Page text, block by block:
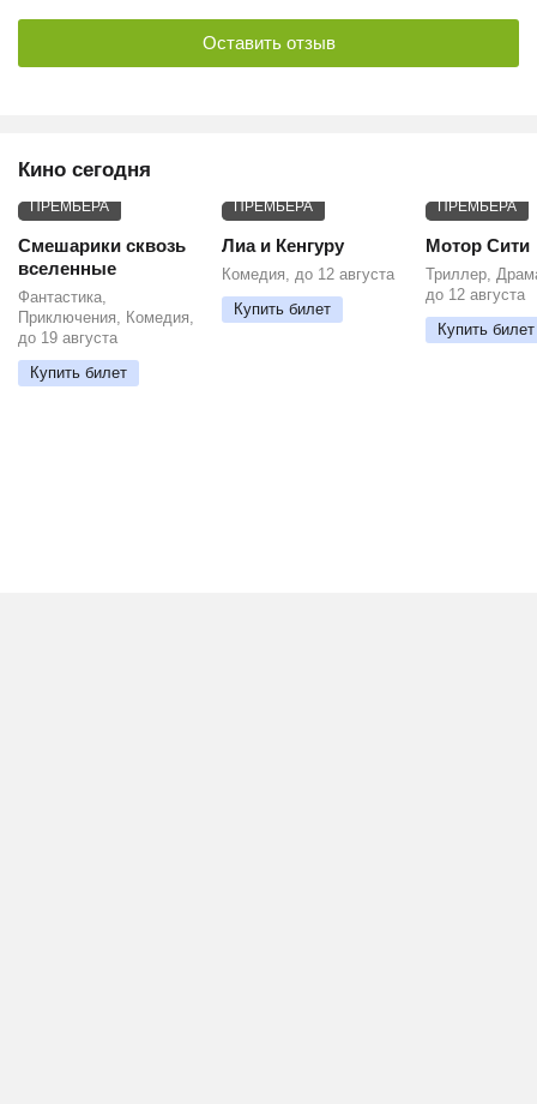
Оставить отзыв
Кино сегодня
ПРЕМЬЕРА
Смешарики сквозь
вселенные
Фантастика,
Приключения, Комедия,
до 19 августа
Купить билет
ПРЕМЬЕРА
Лиа и Кенгуру
Комедия, до 12 августа
Купить билет
ПРЕМЬЕРА
Мотор Сити
Триллер,
до 12 августа
Купить билет